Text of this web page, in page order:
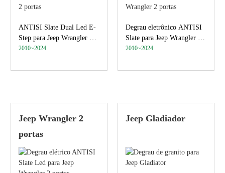
ANTISI Slate Dual Led E-
Step para Jeep Wrangler 2
portas
2010~2024
Degrau eletrônico ANTISI
Slate para Jeep Wrangler 2
portas
2010~2024
Jeep Wrangler 2
portas
Jeep Gladiador